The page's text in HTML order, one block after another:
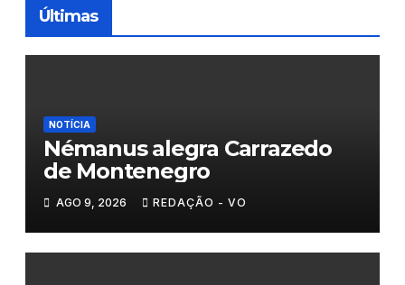
Últimas
NOTÍCIA
Némanus alegra Carrazedo
de Montenegro
AGO 9, 2026 REDAÇÃO - VO